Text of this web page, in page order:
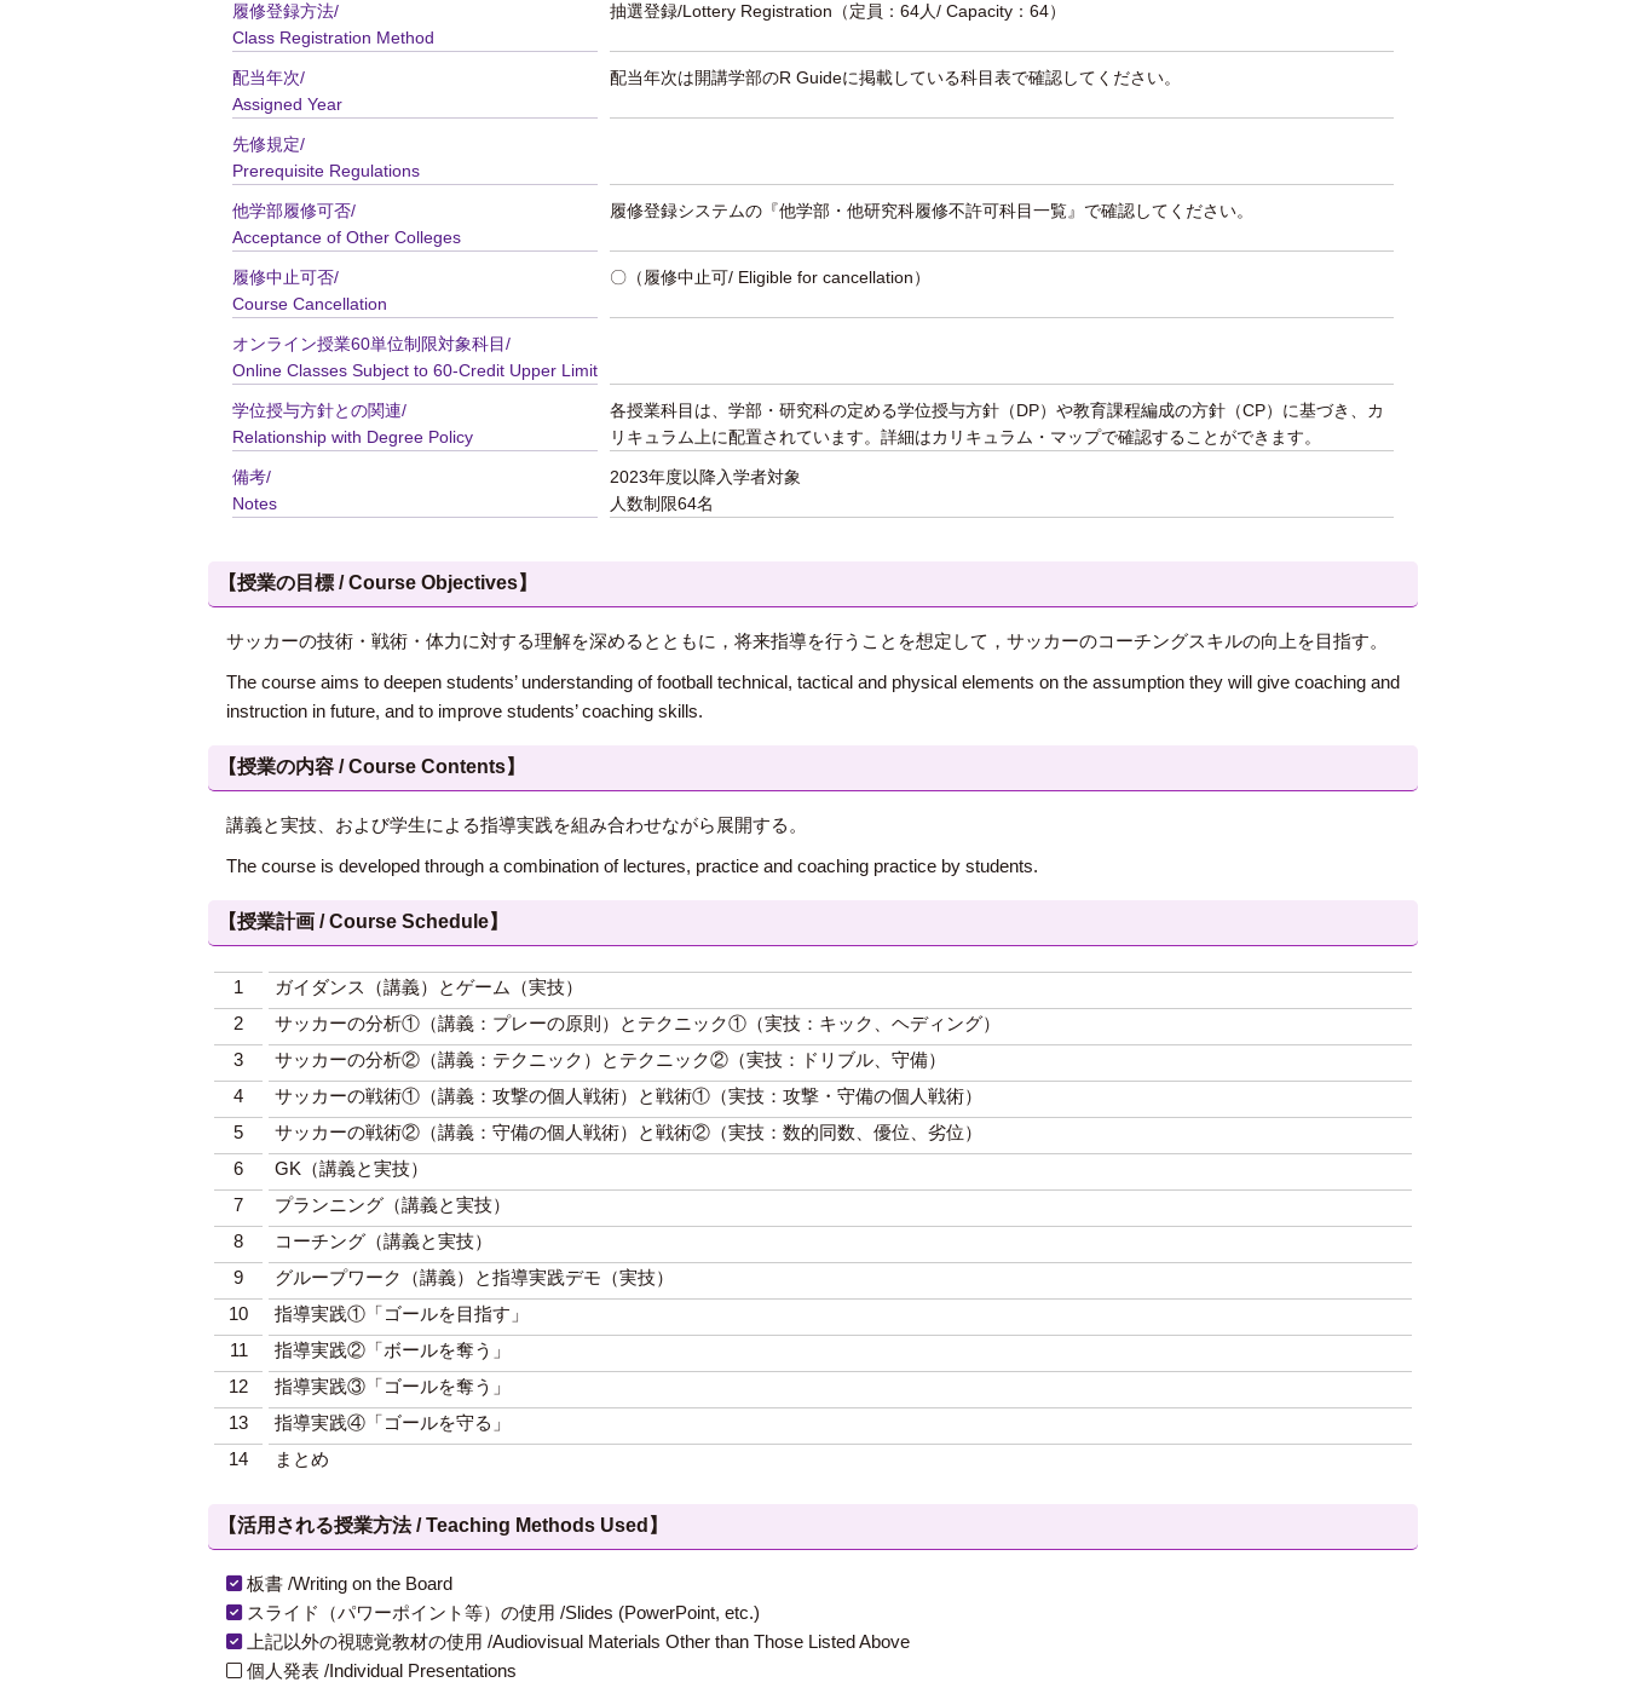
履修登録方法/
Class Registration Method
抽選登録/Lottery Registration （定員：64人/ Capacity：64）
配当年次/
Assigned Year
配当年次は開講学部のR Guideに掲載している科目表で確認してください。
先修規定/
Prerequisite Regulations
他学部履修可否/
Acceptance of Other Colleges
履修登録システムの『他学部・他研究科履修不許可科目一覧』で確認してください。
履修中止可否/
Course Cancellation
〇（履修中止可/ Eligible for cancellation）
オンライン授業60単位制限対象科目/
Online Classes Subject to 60-Credit Upper Limit
学位授与方針との関連/
Relationship with Degree Policy
各授業科目は、学部・研究科の定める学位授与方針（DP）や教育課程編成の方針（CP）に基づき、カ
リキュラム上に配置されています。詳細はカリキュラム・マップで確認することができます。
備考/
Notes
2023年度以降入学者対象
人数制限64名
【授業の目標 / Course Objectives】
サッカーの技術・戦術・体力に対する理解を深めるとともに，将来指導を行うことを想定して，サッカーのコーチングスキルの向上を目指す。
The course aims to deepen students’ understanding of football technical, tactical and physical elements on the assumption they will give coaching and
instruction in future, and to improve students’ coaching skills.
【授業の内容 / Course Contents】
講義と実技、および学生による指導実践を組み合わせながら展開する。
The course is developed through a combination of lectures, practice and coaching practice by students.
【授業計画 / Course Schedule】
1
ガイダンス（講義）とゲーム（実技）
2
サッカーの分析①（講義：プレーの原則）とテクニック①（実技：キック、ヘディング）
3
サッカーの分析②（講義：テクニック）とテクニック②（実技：ドリブル、守備）
4
サッカーの戦術①（講義：攻撃の個人戦術）と戦術①（実技：攻撃・守備の個人戦術）
5
サッカーの戦術②（講義：守備の個人戦術）と戦術②（実技：数的同数、優位、劣位）
6
GK（講義と実技）
7
プランニング（講義と実技）
8
コーチング（講義と実技）
9
グループワーク（講義）と指導実践デモ（実技）
10
指導実践①「ゴールを目指す」
11
指導実践②「ボールを奪う」
12
指導実践③「ゴールを奪う」
13
指導実践④「ゴールを守る」
14
まとめ
【活用される授業方法 / Teaching Methods Used】
板書 /Writing on the Board
スライド（パワーポイント等）の使用 /Slides (PowerPoint, etc.)
上記以外の視聴覚教材の使用 /Audiovisual Materials Other than Those Listed Above
個人発表 /Individual Presentations